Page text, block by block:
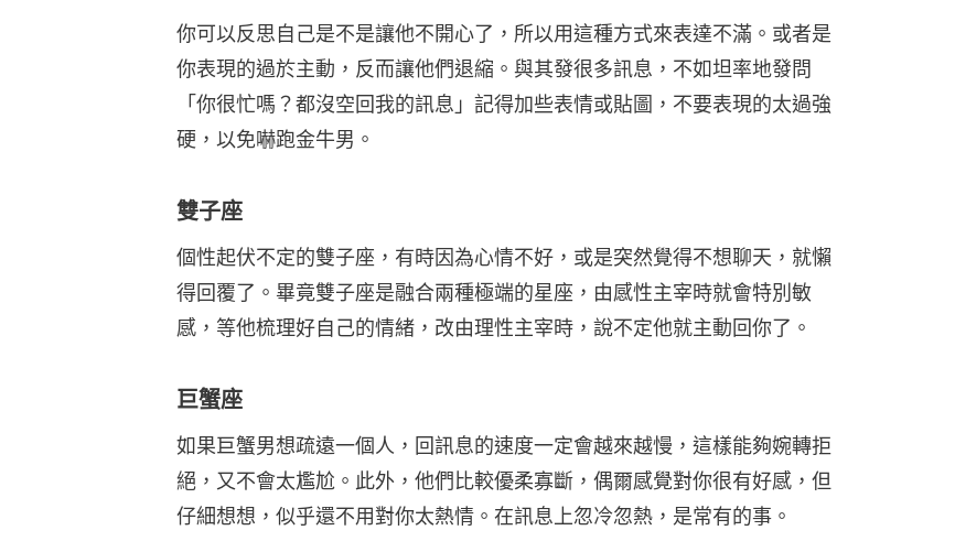
你可以反思自己是不是讓他不開心了，所以用這種方式來表達不滿。或者是
你表現的過於主動，反而讓他們退縮。與其發很多訊息，不如坦率地發問
「你很忙嗎？都沒空回我的訊息」記得加些表情或貼圖，不要表現的太過強
硬，以免嚇跑金牛男。
雙子座
個性起伏不定的雙子座，有時因為心情不好，或是突然覺得不想聊天，就懶
得回覆了。畢竟雙子座是融合兩種極端的星座，由感性主宰時就會特別敏
感，等他梳理好自己的情緒，改由理性主宰時，說不定他就主動回你了。
巨蟹座
如果巨蟹男想疏遠一個人，回訊息的速度一定會越來越慢，這樣能夠婉轉拒
絕，又不會太尷尬。此外，他們比較優柔寡斷，偶爾感覺對你很有好感，但
仔細想想，似乎還不用對你太熱情。在訊息上忽冷忽熱，是常有的事。